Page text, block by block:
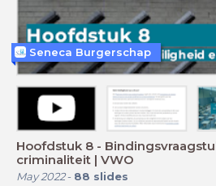
Hoofdstuk 8 -
criminaliteit | VWO
May 2022- 88 slides
Seneca Burgerschap